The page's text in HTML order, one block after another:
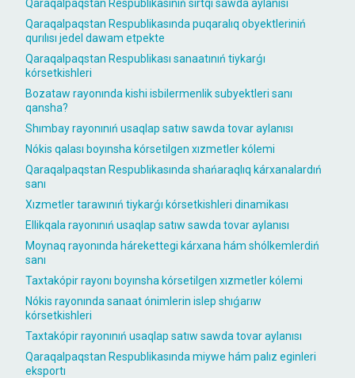
Qaraqalpaqstan Respublikasınıń sırtqı sawda aylanısı
Qaraqalpaqstan Respublikasında puqaralıq obyektleriniń
qurılısı jedel dawam etpekte
Qaraqalpaqstan Respublikası sanaatınıń tiykarǵı
kórsetkishleri
Bozataw rayonında kishi isbilermenlik subyektleri sanı
qansha?
Shımbay rayonınıń usaqlap satıw sawda tovar aylanısı
Nókis qalası boyınsha kórsetilgen xızmetler kólemi
Qaraqalpaqstan Respublikasında shańaraqlıq kárxanalardıń
sanı
Xızmetler tarawınıń tiykarǵı kórsetkishleri dinamikası
Ellikqala rayonınıń usaqlap satıw sawda tovar aylanısı
Moynaq rayonında hárekettegi kárxana hám shólkemlerdiń
sanı
Taxtakópir rayonı boyınsha kórsetilgen xızmetler kólemi
Nókis rayonında sanaat ónimlerin islep shıǵarıw
kórsetkishleri
Taxtakópir rayonınıń usaqlap satıw sawda tovar aylanısı
Qaraqalpaqstan Respublikasında miywe hám palız eginleri
eksportı